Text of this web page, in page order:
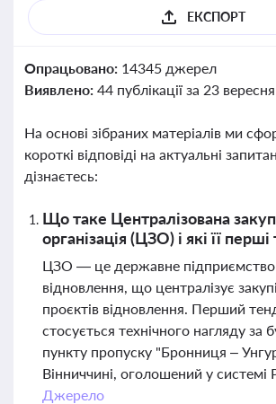
ЕКСПОРТ
Опрацьовано: 14345 джерел
Виявлено: 44 публікації за 23 вересня
На основі зібраних матеріалів ми
короткі відповіді на актуальні
дізнаєтесь:
Що таке Централізована
організація (ЦЗО) і які її
ЦЗО — це державне підприємство
відновлення, що централізує
проєктів відновлення. Перший
стосується технічного нагляду за
пункту пропуску "Бронниця –
Вінниччині, оголошений у системі
Джерело